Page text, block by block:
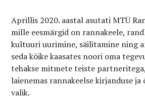
Aprillis 2020. aastal asutati MTÜ
mille eesmärgid on rannakeele,
kultuuri uurimine, säilitamine ning
seda kõike kaasates noori oma
tehakse mitmete teiste
laienemas rannakeelse kirjanduse
valik.